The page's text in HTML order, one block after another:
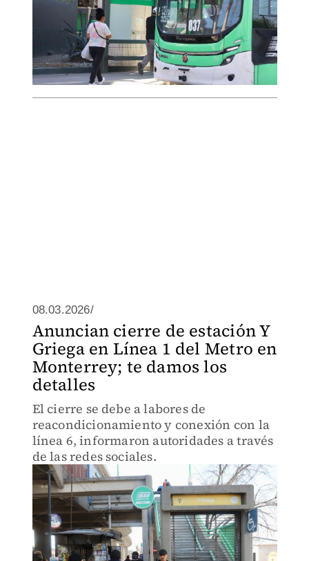
08.03.2026/
Anuncian cierre de estación Y
Griega en Línea 1 del Metro en
Monterrey; te damos los
detalles
El cierre se debe a labores de
reacondicionamiento y conexión con la
línea 6, informaron autoridades a través
de las redes sociales.